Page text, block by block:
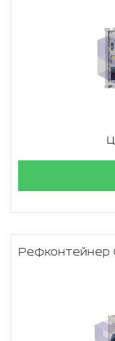
Рефконтейнер